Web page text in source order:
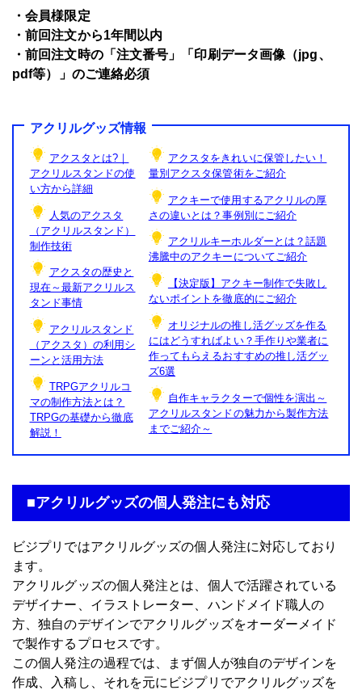
・会員様限定
・前回注文から1年間以内
・前回注文時の「注文番号」「印刷データ画像（jpg、
pdf等）」のご連絡必須
アクリルグッズ情報
アクスタとは?｜
アクリルスタンドの使
い方から詳細
人気のアクスタ
（アクリルスタンド）
制作技術
アクスタの歴史と
現在～最新アクリルス
タンド事情
アクリルスタンド
（アクスタ）の利用シ
ーンと活用方法
TRPGアクリルコ
マの制作方法とは？
TRPGの基礎から徹底
解説！
アクスタをきれいに保管したい！
量別アクスタ保管術をご紹介
アクキーで使用するアクリルの厚
さの違いとは？事例別にご紹介
アクリルキーホルダーとは？話題
沸騰中のアクキーについてご紹介
【決定版】アクキー制作で失敗し
ないポイントを徹底的にご紹介
オリジナルの推し活グッズを作る
にはどうすればよい？手作りや業者に
作ってもらえるおすすめの推し活グッ
ズ6選
自作キャラクターで個性を演出～
アクリルスタンドの魅力から製作方法
までご紹介～
■アクリルグッズの個人発注にも対応
ビジプリではアクリルグッズの個人発注に対応しており
ます。
アクリルグッズの個人発注とは、個人で活躍されている
デザイナー、イラストレーター、ハンドメイド職人の
方、独自のデザインでアクリルグッズをオーダーメイド
で製作するプロセスです。
この個人発注の過程では、まず個人が独自のデザインを
作成、入稿し、それを元にビジプリでアクリルグッズを